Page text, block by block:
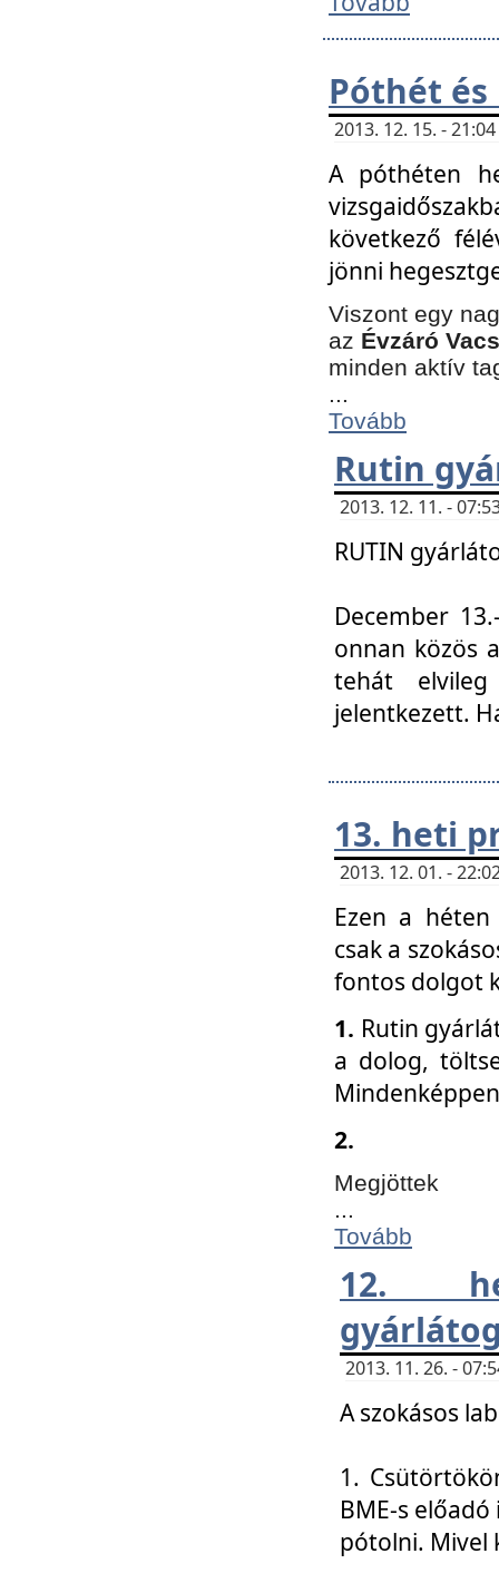
Póthét és
2013. 12. 15. -
A póthéten
következő
jönni
Viszont egy
az Évzáró
minden aktív
...
Tovább
Rutin
2013. 12. 11. -
RUTIN
December
onnan közös
tehát
jelentkezett.
13. heti
2013. 12. 01. -
Ezen a
csak a
fontos dolgot
1. Rutin
a dolog,
2.
Megjöttek
...
Tovább
12.
2013. 11. 26. -
A szokásos
1.
BME-s
pótolni. Mivel